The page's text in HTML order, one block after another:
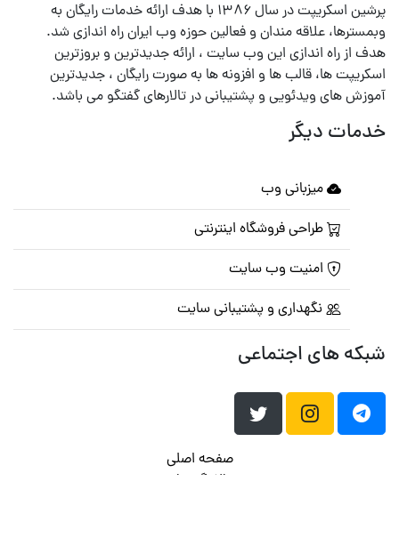
پرشین اسکریپت در سال ۱۳۸۶ با هدف ارائه خدمات رایگان به
وبمسترها، علاقه مندان و فعالین حوزه وب ایران راه اندازی شد.
هدف از راه اندازی این وب سایت ، ارائه جدیدترین و بروزترین
اسکریپت ها، قالب ها و افزونه ها به صورت رایگان ، جدیدترین
آموزش های ویدئویی و پشتیبانی در تالارهای گفتگو می باشد.
خدمات دیگر
میزبانی وب
طراحی فروشگاه اینترنتی
امنیت وب سایت
نگهداری و پشتیبانی سایت
شبکه های اجتماعی
صفحه اصلی
تالار گفتمان